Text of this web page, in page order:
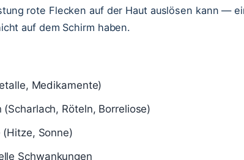
rote Flecken auf der Haut auslösen kann —
auf dem Schirm haben.
Medikamente)
Röteln, Borreliose)
(Hitze, Sonne)
Schwankungen